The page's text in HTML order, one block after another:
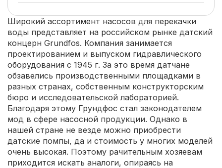
Широкий ассортимент насосов для перекачки
воды представляет на российском рынке датский
концерн Grundfos. Компания занимается
проектированием и выпуском гидравлического
оборудования с 1945 г. За это время датчане
обзавелись производственными площадками в
разных странах, собственным конструкторским
бюро и исследовательской лабораторией.
Благодаря этому Грундфос стал законодателем
мод в сфере насосной продукции. Однако в
нашей стране не везде можно приобрести
датские помпы, да и стоимость у многих моделей
очень высокая. Поэтому рачительным хозяевам
приходится искать аналоги, опираясь на